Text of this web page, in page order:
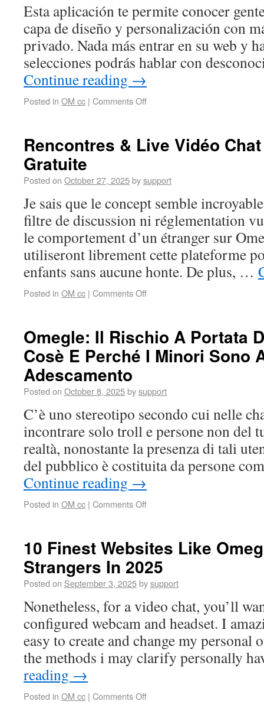
Esta aplicación te permite conocer
capa de diseño y personalización con
privado. Nada más entrar en su web y
selecciones podrás hablar con
Continue reading →
Posted in OM cc | Comments Off
Rencontres & Live Vidéo
Gratuite
Posted on October 27, 2025bysupport
Je sais que le concept semble
filtre de discussion ni réglementation
le comportement d’un étranger sur
utiliseront librement cette plateforme
enfants sans aucune honte. De plus, …
Posted in OM cc | Comments Off
Omegle: Il Rischio A Portata
Cosè E Perché I Minori Sono
Adescamento
Posted on October 8, 2025bysupport
C’è uno stereotipo secondo cui nelle
incontrare solo troll e persone non del
realtà, nonostante la presenza di tali
del pubblico è costituita da persone
Continue reading →
Posted in OM cc | Comments Off
10 Finest Websites Like
Strangers In 2025
Posted on September 3, 2025bysupport
Nonetheless, for a video chat, you’ll
configured webcam and headset. I
easy to create and change my
the methods i may clarify personally
reading →
Posted in OM cc | Comments Off